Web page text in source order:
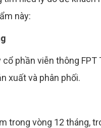
này:
phần viễn thông
xuất và phân phối.
trong vòng 12 tháng,